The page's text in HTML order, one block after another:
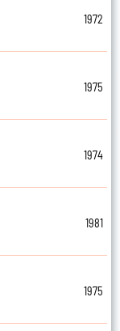
1972
1975
1974
1981
1975